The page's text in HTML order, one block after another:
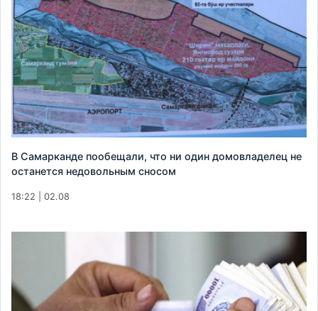
В Самарканде пообещали, что ни один домовладелец не
останется недовольным сносом
18:22 | 02.08